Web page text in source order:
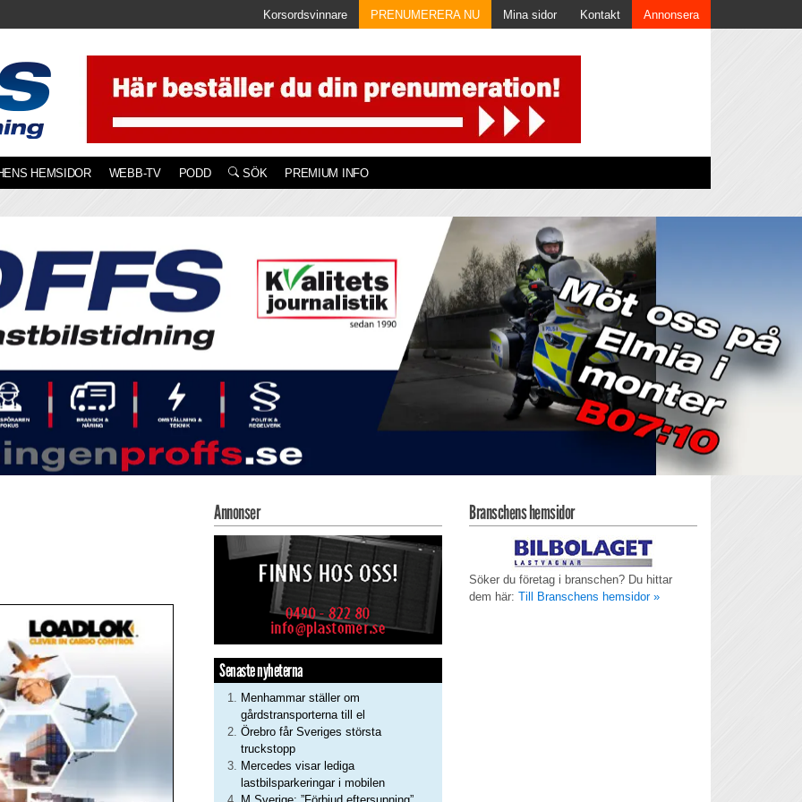
Korsordsvinnare PRENUMERERA NU Mina sidor Kontakt Annonsera
HEMSIDOR WEBB-TV PODD SÖK PREMIUM INFO
Annonser
Senaste nyheterna
Menhammar ställer om
gårdstransporterna till el
Örebro får Sveriges största
truckstopp
Mercedes visar lediga
lastbilsparkeringar i mobilen
Branschens hemsidor
Söker du företag i branschen? Du hittar
dem här: Till Branschens hemsidor »